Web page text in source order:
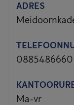
ADRES
0885486660
Ma-vr